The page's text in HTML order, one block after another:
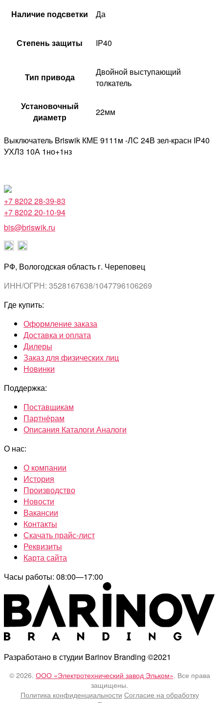
Наличие подсветки Да
Степень защиты IP40
Тип привода
Двойной выступающий
толкатель
Установочный
диаметр
22мм
Выключатель Briswik КМЕ 9111м -ЛС 24В зел-красн IP40
УХЛ3 10А 1но+1нз
+7 8202 28-39-83
+7 8202 20-10-94
bis@briswik.ru
РФ, Вологодская область г. Череповец
ИНН/ОГРН: 3528167638/1047796106269
Где купить:
Оформление заказа
Доставка и оплата
Дилеры
Заказ для физических лиц
Новинки
Поддержка:
Поставщикам
Партнёрам
Описания Каталоги Аналоги
О нас:
О компании
История
Производство
Новости
Вакансии
Контакты
Скачать прайс-лист
Реквизиты
Карта сайта
Часы работы: 08:00—17:00
Разработано в студии Barinov Branding ©2021
© 2026. ООО «Электротехнический завод Эльком». Все права
защищены.
Политика конфиденциальности Согласие на обработку